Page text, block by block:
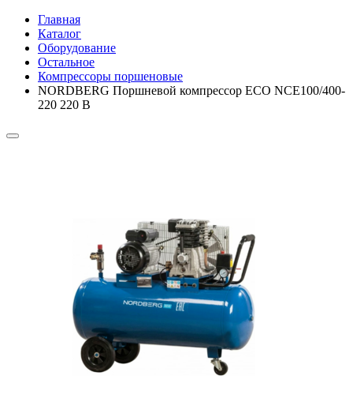
Главная
Каталог
Оборудование
Остальное
Компрессоры поршеновые
NORDBERG Поршневой компрессор ECO NCE100/400-
220 220 В